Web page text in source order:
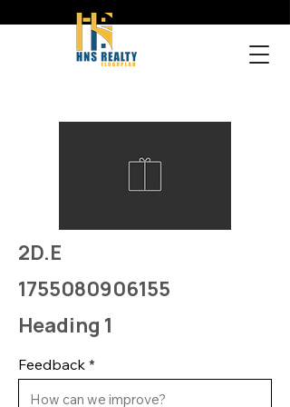
2D.E
1755080906155
Heading 1
Feedback